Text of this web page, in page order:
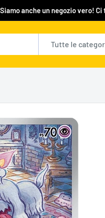
Siamo anche un negozio vero!
Tutte le